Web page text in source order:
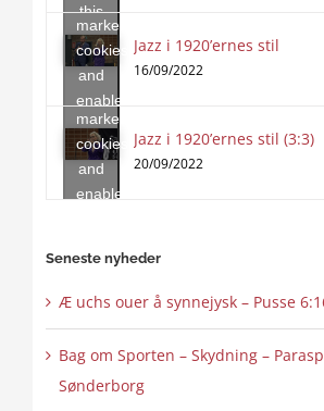
this
content
marketing
cookies
and
enable
this
content
Jazz i 1920’ernes stil
16/09/2022
Click
to
accept
marketing
cookies
and
enable
Jazz i 1920’ernes stil (3:3)
20/09/2022
Seneste nyheder
Æ uchs ouer å synnejysk – Pusse
Bag om Sporten – Skydning –
Sønderborg